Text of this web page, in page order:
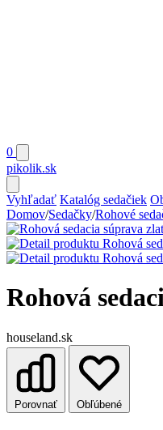
0
pikolik.sk
Vyhľadať Katalóg sedačiek
Domov/Sedačky/Rohové
Rohová
houseland.sk
Porovnať Obľúbené